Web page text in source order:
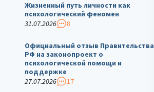
Жизненный путь личности как
психологический феномен
31.07.2026
8
Официальный отзыв Правительства
РФ на законопроект о
психологической помощи и
поддержке
27.07.2026
17